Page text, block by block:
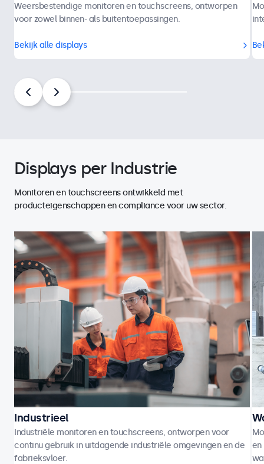
Weersbestendige monitoren en touchscreens, ontworpen
voor zowel binnen- als buitentoepassingen.
Bekijk alle displays
Displays per Industrie
Monitoren en touchscreens ontwikkeld met
producteigenschappen en compliance voor uw sector.
Industrieel
Industriële monitoren en touchscreens, ontworpen voor
continu gebruik in uitdagende industriële omgevingen en de
fabrieksvloer.
en